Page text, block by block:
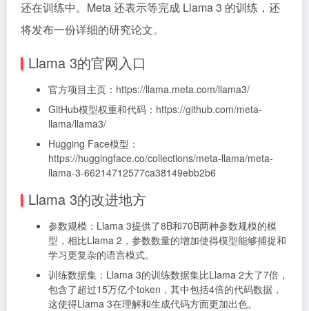
还在训练中。Meta 还表示等完成 Llama 3 的训练，还
将发布一份详细的研究论文。
Llama 3的官网入口
官方项目主页：https://llama.meta.com/llama3/
GitHub模型权重和代码：https://github.com/meta-
llama/llama3/
Hugging Face模型：
https://huggingface.co/collections/meta-llama/meta-
llama-3-66214712577ca38149ebb2b6
Llama 3的改进地方
参数规模：Llama 3提供了8B和70B两种参数规模的模
型，相比Llama 2，参数数量的增加使得模型能够捕捉和
学习更复杂的语言模式。
训练数据集：Llama 3的训练数据集比Llama 2大了7倍，
包含了超过15万亿个token，其中包括4倍的代码数据，
这使得Llama 3在理解和生成代码方面更加出色。